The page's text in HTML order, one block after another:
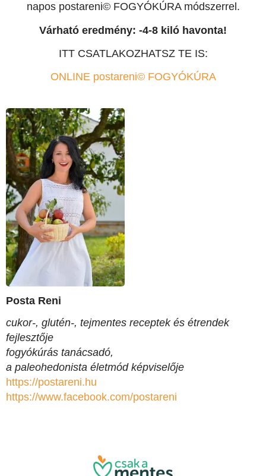
napos postareni© FOGYÓKÚRA módszerrel.
Várható eredmény: -4-8 kiló havonta!
ITT CSATLAKOZHATSZ TE IS:
ONLINE postareni© FOGYÓKÚRA
Posta Reni
cukor-, glutén-, tejmentes receptek és étrendek
fejlesztője
fogyókúrás tanácsadó,
a paleohedonista életmód képviselője
https://postareni.hu
https://www.facebook.com/postareni